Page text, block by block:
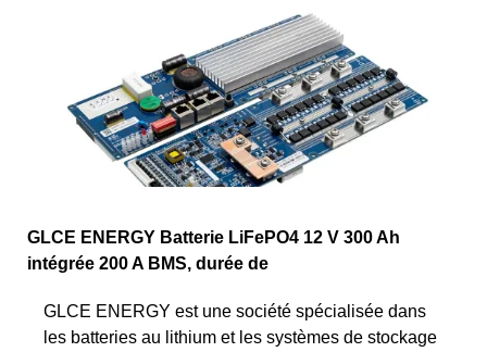
GLCE ENERGY Batterie LiFePO4 12 V 300 Ah
intégrée 200 A BMS, durée de
GLCE ENERGY est une société spécialisée dans
les batteries au lithium et les systèmes de stockage